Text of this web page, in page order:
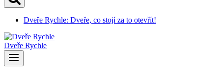
Dveře Rychle: Dveře, co stojí za to otevřít!
Dveře Rychle